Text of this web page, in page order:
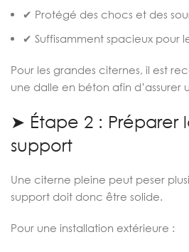
✔ Protégé des chocs et des
✔ Suffisamment spacieux pour
Pour les grandes citernes, il est
une dalle en béton afin d’assurer
➤ Étape 2 : Préparer
support
Une citerne pleine peut peser
support doit donc être solide.
Pour une installation extérieure :